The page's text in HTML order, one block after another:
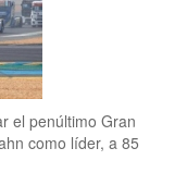
el penúltimo Gran
como líder, a 85